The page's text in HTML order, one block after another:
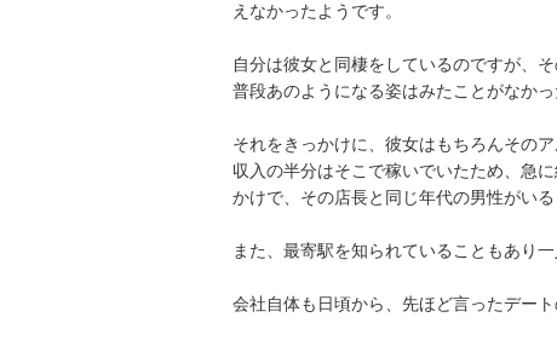
えなかったようです。
自分は彼女と同棲をしているのですが、
普段あのようになる姿はみたことがなかっ
それをきっかけに、彼女はもちろんそのア
収入の半分はそこで稼いでいたため、急
かけで、その店長と同じ年代の男性がい
また、最寄駅を知られていることもあり
会社自体も日頃から、先ほど言ったデー